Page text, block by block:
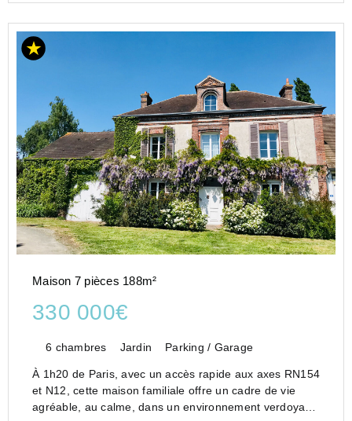
Maison 7 pièces 188m²
330 000€
6 chambres Jardin Parking / Garage
À 1h20 de Paris, avec un accès rapide aux axes RN154
et N12, cette maison familiale offre un cadre de vie
agréable, au calme, dans un environnement verdoyant.